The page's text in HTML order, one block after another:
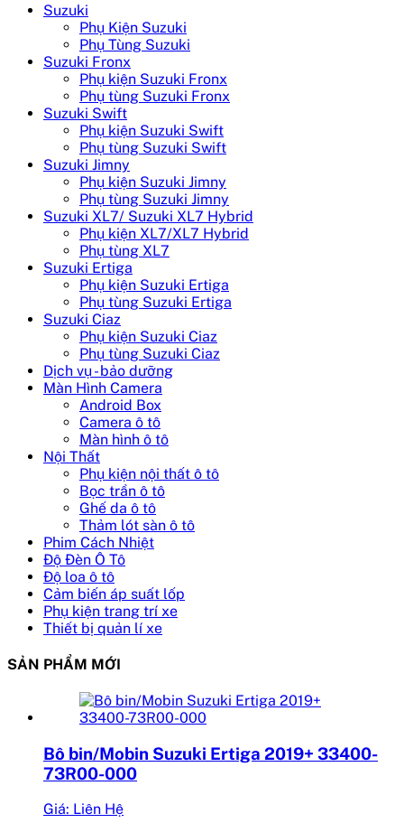
Suzuki
Phụ Kiện Suzuki
Phụ Tùng Suzuki
Suzuki Fronx
Phụ kiện Suzuki Fronx
Phụ tùng Suzuki Fronx
Suzuki Swift
Phụ kiện Suzuki Swift
Phụ tùng Suzuki Swift
Suzuki Jimny
Phụ kiện Suzuki Jimny
Phụ tùng Suzuki Jimny
Suzuki XL7/ Suzuki XL7 Hybrid
Phụ kiện XL7/XL7 Hybrid
Phụ tùng XL7
Suzuki Ertiga
Phụ kiện Suzuki Ertiga
Phụ tùng Suzuki Ertiga
Suzuki Ciaz
Phụ kiện Suzuki Ciaz
Phụ tùng Suzuki Ciaz
Dịch vụ - bảo dưỡng
Màn Hình Camera
Android Box
Camera ô tô
Màn hình ô tô
Nội Thất
Phụ kiện nội thất ô tô
Bọc trần ô tô
Ghế da ô tô
Thảm lót sàn ô tô
Phim Cách Nhiệt
Độ Đèn Ô Tô
Độ loa ô tô
Cảm biến áp suất lốp
Phụ kiện trang trí xe
Thiết bị quản lí xe
SẢN PHẨM MỚI
Bô bin/Mobin Suzuki Ertiga 2019+ 33400-
73R00-000
Giá: Liên Hệ